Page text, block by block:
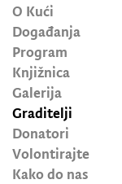
O Kući
Događanja
Program
Knjižnica
Galerija
Graditelji
Donatori
Volontirajte
Kako do nas